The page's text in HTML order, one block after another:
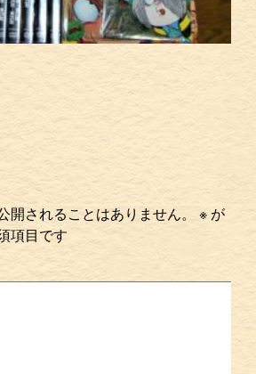
開されることはありません。
※が
項目です